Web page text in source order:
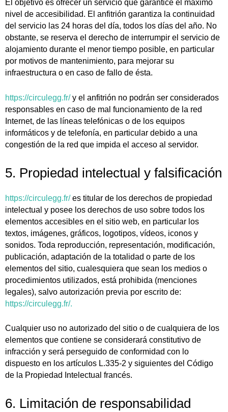
El objetivo es ofrecer un servicio que garantice el máximo
nivel de accesibilidad. El anfitrión garantiza la continuidad
del servicio las 24 horas del día, todos los días del año. No
obstante, se reserva el derecho de interrumpir el servicio de
alojamiento durante el menor tiempo posible, en particular
por motivos de mantenimiento, para mejorar su
infraestructura o en caso de fallo de ésta.
https://circulegg.fr/y el anfitrión no podrán ser considerados
responsables en caso de mal funcionamiento de la red
Internet, de las líneas telefónicas o de los equipos
informáticos y de telefonía, en particular debido a una
congestión de la red que impida el acceso al servidor.
5. Propiedad intelectual y falsificación
https://circulegg.fr/es titular de los derechos de propiedad
intelectual y posee los derechos de uso sobre todos los
elementos accesibles en el sitio web, en particular los
textos, imágenes, gráficos, logotipos, vídeos, iconos y
sonidos. Toda reproducción, representación, modificación,
publicación, adaptación de la totalidad o parte de los
elementos del sitio, cualesquiera que sean los medios o
procedimientos utilizados, está prohibida (menciones
legales), salvo autorización previa por escrito de:
https://circulegg.fr/.
Cualquier uso no autorizado del sitio o de cualquiera de los
elementos que contiene se considerará constitutivo de
infracción y será perseguido de conformidad con lo
dispuesto en los artículos L.335-2 y siguientes del Código
de la Propiedad Intelectual francés.
6. Limitación de responsabilidad